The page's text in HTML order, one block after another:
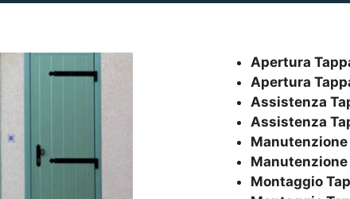
Apertura
Apertura
Assistenza
Assistenza
Montaggio